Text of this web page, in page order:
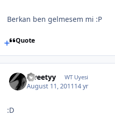
Berkan ben gelmesem mi :P
Quote
Tweetyy WT Uyesi
August 11, 201114 yr
:D